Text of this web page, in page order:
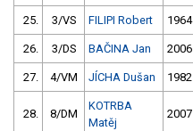
25. 3/VS FILIPI Robert 1964
26. 3/DS BAČINA Jan 2006
27. 4/VM JÍCHA Dušan 1982
28. 8/DM
KOTRBA
Matěj
2007